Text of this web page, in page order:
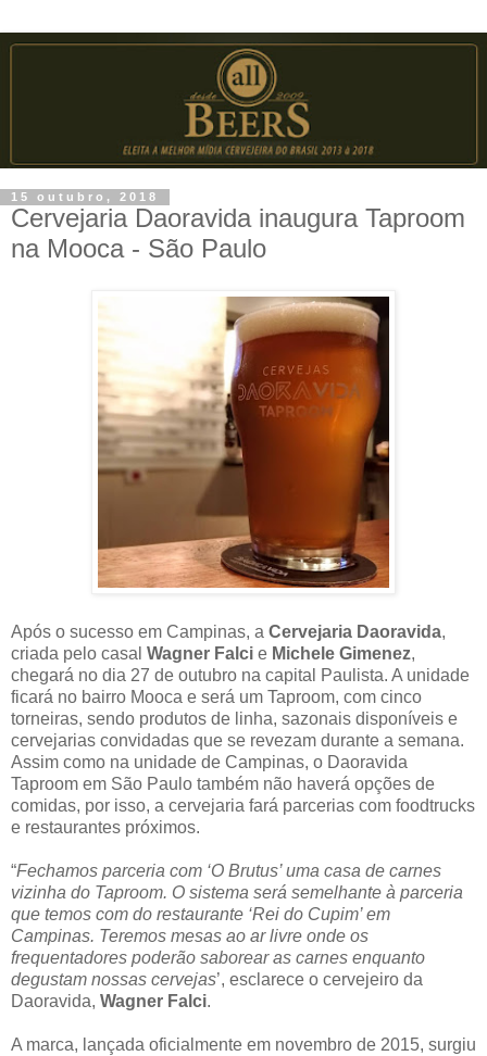
15 outubro, 2018
Cervejaria Daoravida inaugura Taproom
na Mooca - São Paulo
Após o sucesso em Campinas, a Cervejaria Daoravida,
criada pelo casal Wagner Falci e Michele Gimenez,
chegará no dia 27 de outubro na capital Paulista. A unidade
ficará no bairro Mooca e será um Taproom, com cinco
torneiras, sendo produtos de linha, sazonais disponíveis e
cervejarias convidadas que se revezam durante a semana.
Assim como na unidade de Campinas, o Daoravida
Taproom em São Paulo também não haverá opções de
comidas, por isso, a cervejaria fará parcerias com foodtrucks
e restaurantes próximos.
“Fechamos parceria com ‘O Brutus’ uma casa de carnes
vizinha do Taproom. O sistema será semelhante à parceria
que temos com do restaurante ‘Rei do Cupim’ em
Campinas. Teremos mesas ao ar livre onde os
frequentadores poderão saborear as carnes enquanto
degustam nossas cervejas’, esclarece o cervejeiro da
Daoravida, Wagner Falci.
A marca, lançada oficialmente em novembro de 2015, surgiu